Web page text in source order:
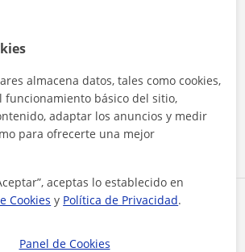
profesor
nuestroaviso legaly deprivacidad
Contactar ahora
almacena datos, tales como cookies,
funcionamiento básico del sitio,
adaptar los anuncios y medir
para ofrecerte una mejor
aceptas lo establecido en
Cookies y Política de Privacidad.
Panel de Cookies